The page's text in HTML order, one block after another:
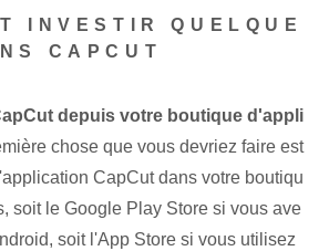
INVESTIR QUELQUE
CAPCUT
depuis votre boutique d'appli
chose que vous devriez⁤ faire⁣ est
CapCut dans votre boutiqu
soit le Google Play Store si vous ave
soit l'App​ Store si vous utilisez